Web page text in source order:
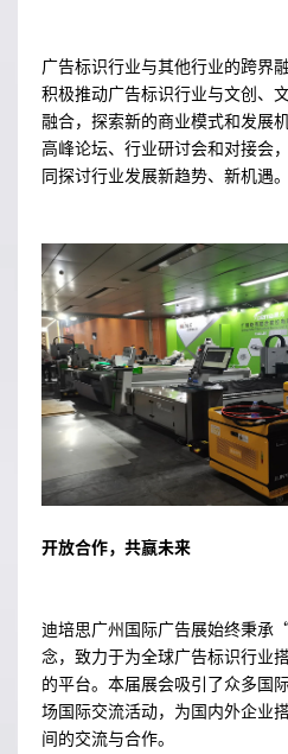
广告标识行业与其他行业的跨界
积极推动广告标识行业与文创、
融合，探索新的商业模式和发展
高峰论坛、行业研讨会和对接会
同探讨行业发展新趋势、新机遇。
开放合作，共赢未来
迪培思广州国际广告展始终秉
念，致力于为全球广告标识行业
的平台。本届展会吸引了众多国
场国际交流活动，为国内外企业
间的交流与合作。